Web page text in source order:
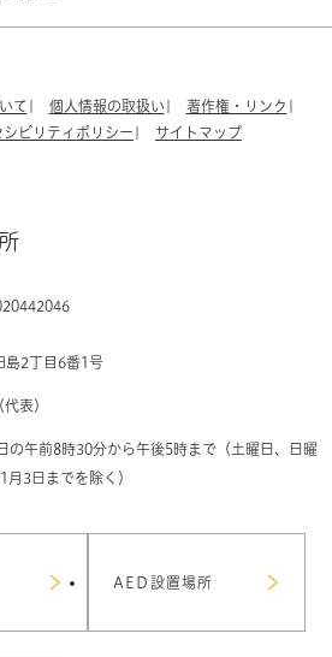
て 個人情報の取扱い
著作権・リンク
シビリティポリシー
サイトマップ
島2丁目6番1号
表）
の午前8時30分から午後5時まで（土曜日、日曜
3日までを除く）
AED設置場所